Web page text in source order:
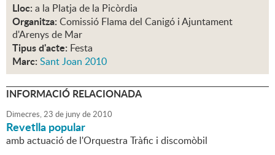
Lloc: a la Platja de la Picòrdia
Organitza: Comissió Flama del Canigó i Ajuntament
d'Arenys de Mar
Tipus d'acte: Festa
Marc: Sant Joan 2010
INFORMACIÓ RELACIONADA
Dimecres,23 de junyde2010
Revetlla popular
amb actuació de l'Orquestra Tràfic i discomòbil